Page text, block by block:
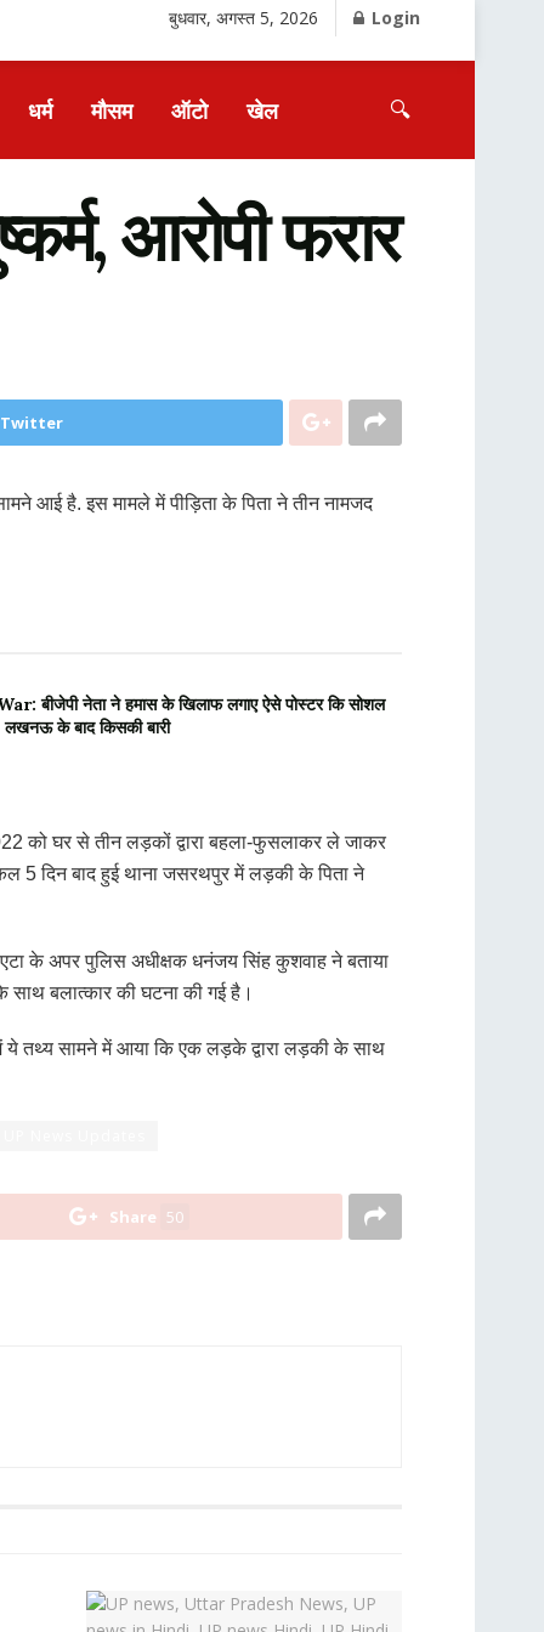
बुधवार, अगस्त 5, 2026 Login
धर्म मौसम ऑटो खेल 🔍
आरोपी फरार
Twitter
आई है. इस मामले में पीड़िता के पिता ने तीन नामजद
बीजेपी नेता ने हमास के खिलाफ लगाए ऐसे पोस्टर कि सोशल
लखनऊ के बाद किसकी बारी
को घर से तीन लड़कों द्वारा बहला-फुसलाकर ले जाकर
5 दिन बाद हुई थाना जसरथपुर में लड़की के पिता ने
के अपर पुलिस अधीक्षक धनंजय सिंह कुशवाह ने बताया
बलात्कार की घटना की गई है।
ये तथ्य सामने में आया कि एक लड़के द्वारा लड़की के साथ
Share 50